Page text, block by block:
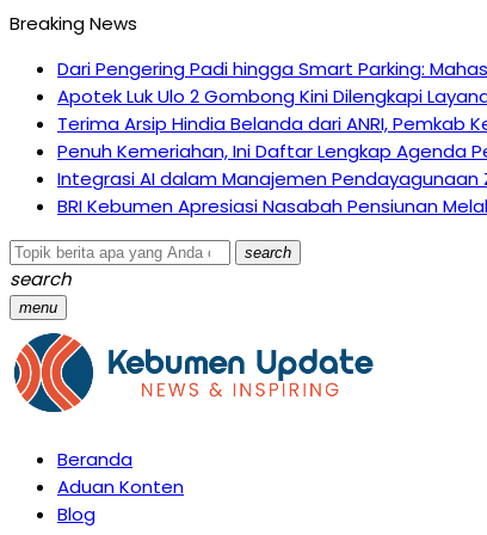
Breaking News
Dari Pengering Padi hingga Smart Parking:
Apotek Luk Ulo 2 Gombong Kini Dilengkapi
Terima Arsip Hindia Belanda dari ANRI,
Penuh Kemeriahan, Ini Daftar Lengkap Agenda
Integrasi AI dalam Manajemen Pendayagunaan
BRI Kebumen Apresiasi Nasabah Pensiunan
search
search
menu
Beranda
Aduan Konten
Blog